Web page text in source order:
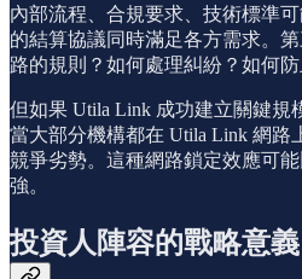
內部流程、合規要求、技術標準
的結算協議同時滿足各方需求。
路的規則？如何處理糾紛？如何防
但如果 Utila Link 成功建立關鍵規
當大部分機構都在 Utila Link 網路
競爭劣勢。這種網路鎖定效應可
強。
投資人陣容的戰略意義